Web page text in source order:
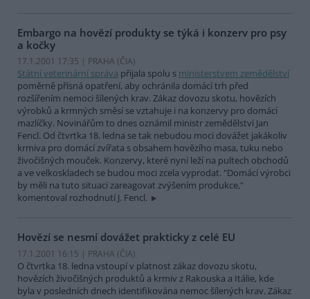
Embargo na hovězí produkty se týká i konzerv pro psy
a kočky
17.1.2001 17:35 | PRAHA (ČIA)
Státní veterinární správa přijala spolu s ministerstvem zemědělství
poměrně přísná opatření, aby ochránila domácí trh před
rozšířením nemoci šílených krav. Zákaz dovozu skotu, hovězích
výrobků a krmných směsí se vztahuje i na konzervy pro domácí
mazlíčky. Novinářům to dnes oznámil ministr zemědělství Jan
Fencl. Od čtvrtka 18. ledna se tak nebudou moci dovážet jakákoliv
krmiva pro domácí zvířata s obsahem hovězího masa, tuku nebo
živočišných mouček. Konzervy, které nyní leží na pultech obchodů
a ve velkoskladech se budou moci zcela vyprodat. "Domácí výrobci
by měli na tuto situaci zareagovat zvýšením produkce,"
komentoval rozhodnutí J. Fencl.
Hovězí se nesmí dovážet prakticky z celé EU
17.1.2001 16:15 | PRAHA (ČIA)
O čtvrtka 18. ledna vstoupí v platnost zákaz dovozu skotu,
hovězích živočišných produktů a krmiv z Rakouska a Itálie, kde
byla v posledních dnech identifikována nemoc šílených krav. Zákaz